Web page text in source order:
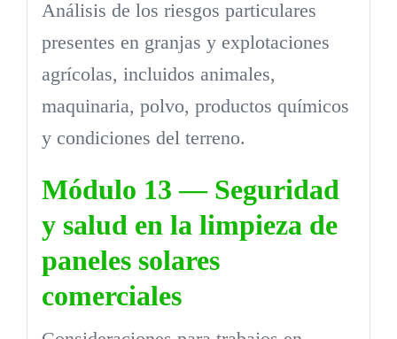
Análisis de los riesgos particulares
presentes en granjas y explotaciones
agrícolas, incluidos animales,
maquinaria, polvo, productos químicos
y condiciones del terreno.
Módulo 13 — Seguridad
y salud en la limpieza de
paneles solares
comerciales